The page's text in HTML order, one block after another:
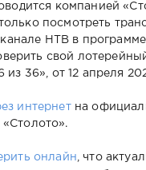
компанией
посмотреть
НТВ в
свой
36», от 12 апреля
интернетна
онлайн , что